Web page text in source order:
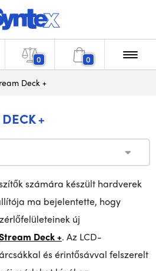
0 0
Deck +
+
számára készült hardverek
ma bejelentette, hogy
új
Deck +. Az LCD-
és érintősávval felszerelt